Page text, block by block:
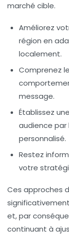
marché cible.
Améliorez
région en
localement.
Comprenez
message.
Établissez
audience par
personnalisé.
Restez
votre
Ces approches
et, par
continuant à